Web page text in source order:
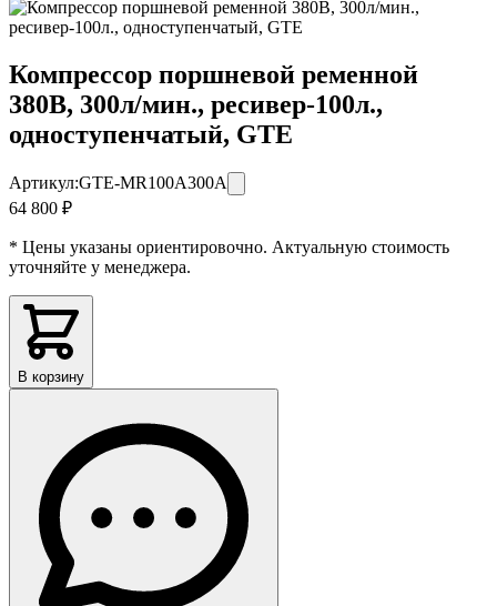
Компрессор поршневой ременной
380В, 300л/мин., ресивер-100л.,
одноступенчатый, GTE
Артикул:GTE-MR100A300A
64 800 ₽
* Цены указаны ориентировочно. Актуальную стоимость
уточняйте у менеджера.
В корзину